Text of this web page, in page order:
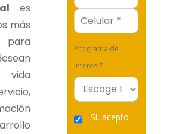
es
más
para
Programa de
Interés *
Sí, acepto